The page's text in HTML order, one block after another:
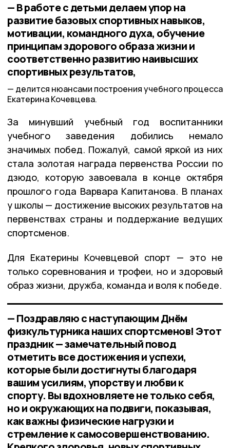
— В работе с детьми делаем упор на
развитие базовых спортивных навыков,
мотивации, командного духа, обучение
принципам здорового образа жизни и
соответственно развитию наивысших
спортивных результатов,
делится нюансами построения учебного процесса
Екатерина Кочевцева.
За минувший учебный год воспитанники
учебного заведения добились немало
значимых побед. Пожалуй, самой яркой из них
стала золотая награда первенства России по
дзюдо, которую завоевала в конце октября
прошлого года Варвара Капитанова. В планах
у школы — достижение высоких результатов на
первенствах страны и поддержание ведущих
спортсменов.
Для Екатерины Кочевцевой спорт — это не
только соревнования и трофеи, но и здоровый
образ жизни, дружба, команда и воля к победе.
— Поздравляю с наступающим Днём
физкультурника наших спортсменов! Этот
праздник — замечательный повод
отметить все достижения и успехи,
которые были достигнуты благодаря
вашим усилиям, упорству и любви к
спорту. Вы вдохновляете не только себя,
но и окружающих на подвиги, показывая,
как важны физические нагрузки и
стремление к самосовершенствованию.